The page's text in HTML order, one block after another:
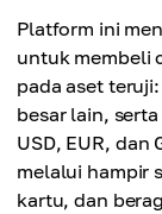
Platform ini
untuk membeli
pada aset
besar lain,
USD, EUR, dan
melalui hampir
kartu, dan